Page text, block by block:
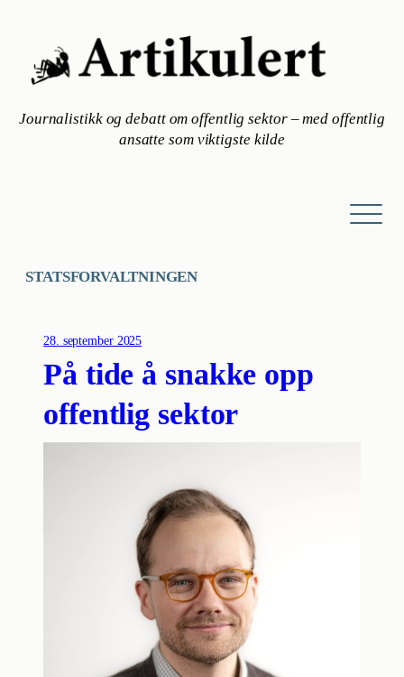
innhold
Journalistikk og debatt om offentlig sektor – med offentlig
ansatte som viktigste kilde
STATSFORVALTNINGEN
28. september 2025
På tide å snakke opp
offentlig sektor